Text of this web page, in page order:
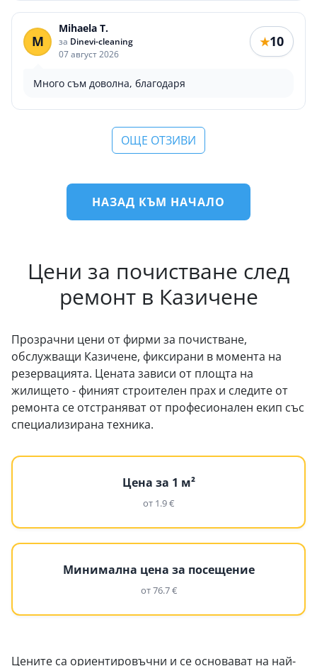
M
Mihaela T.
за Dinevi-cleaning
07 август 2026
★10
Много съм доволна, благодаря
ОЩЕ ОТЗИВИ
НАЗАД КЪМ НАЧАЛО
Цени за почистване след
ремонт в Казичене
Прозрачни цени от фирми за почистване,
обслужващи Казичене, фиксирани в момента на
резервацията. Цената зависи от площта на
жилището - финият строителен прах и следите от
ремонта се отстраняват от професионален екип със
специализирана техника.
Цена за 1 м²
от 1.9 €
Минимална цена за посещение
от 76.7 €
Цените са ориентировъчни и се основават на най-